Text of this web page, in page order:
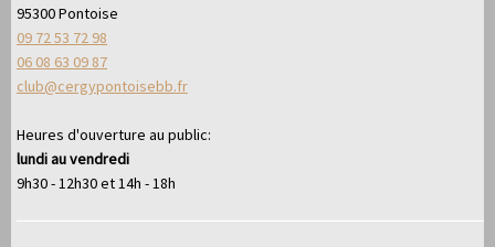
95300 Pontoise
09 72 53 72 98
06 08 63 09 87
club@cergypontoisebb.fr
Heures d'ouverture au public:
lundi au vendredi
9h30 - 12h30 et 14h - 18h